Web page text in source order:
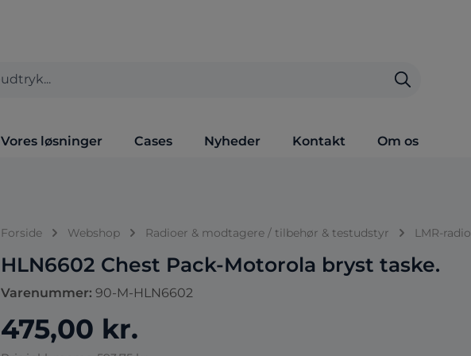
Vores løsninger Cases Nyheder Kontakt Om os
Forside Webshop Radioer & modtagere / tilbehør & testudstyr LMR-radio
Varenummer: 90-M-HLN6602
HLN6602 Chest Pack-Motorola bryst taske.
475,00 kr.